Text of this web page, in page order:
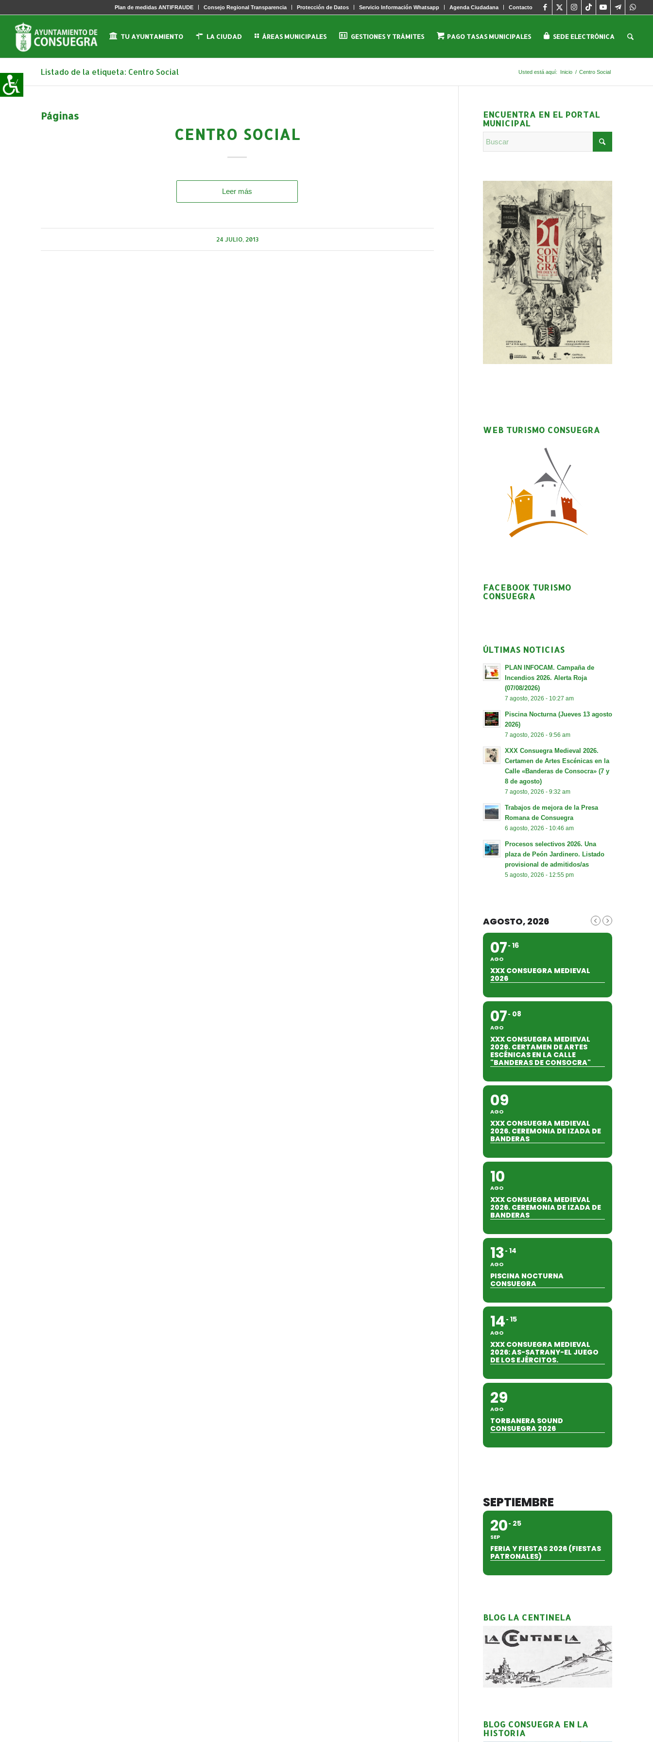
Plan de medidas ANTIFRAUDE Consejo Regional Transparencia Protección de Datos Servicio Información Whatsapp Agenda Ciudadana Contacto
TU AYUNTAMIENTO LA CIUDAD ÁREAS MUNICIPALES GESTIONES Y TRÁMITES PAGO TASAS MUNICIPALES SEDE ELECTRÓNICA
Listado de la etiqueta: Centro Social Usted está aquí: Inicio / Centro Social
Páginas
CENTRO SOCIAL
Leer más
24 JULIO, 2013
ENCUENTRA EN EL PORTAL
MUNICIPAL
WEB TURISMO CONSUEGRA
FACEBOOK TURISMO
CONSUEGRA
ÚLTIMAS NOTICIAS
PLAN INFOCAM. Campaña de
Incendios 2026. Alerta Roja
(07/08/2026)
7 agosto, 2026 - 10:27 am
Piscina Nocturna (Jueves 13 agosto
2026)
7 agosto, 2026 - 9:56 am
XXX Consuegra Medieval 2026.
Certamen de Artes Escénicas en la
Calle «Banderas de Consocra» (7 y
8 de agosto)
7 agosto, 2026 - 9:32 am
Trabajos de mejora de la Presa
Romana de Consuegra
6 agosto, 2026 - 10:46 am
Procesos selectivos 2026. Una
plaza de Peón Jardinero. Listado
provisional de admitidos/as
5 agosto, 2026 - 12:55 pm
AGOSTO, 2026
07
AGO
16
XXX CONSUEGRA MEDIEVAL
2026
07
AGO
08
XXX CONSUEGRA MEDIEVAL
2026. CERTAMEN DE ARTES
ESCÉNICAS EN LA CALLE
"BANDERAS DE CONSOCRA"
09
AGO
XXX CONSUEGRA MEDIEVAL
2026. CEREMONIA DE IZADA DE
BANDERAS
10
AGO
XXX CONSUEGRA MEDIEVAL
2026. CEREMONIA DE IZADA DE
BANDERAS
13
AGO
14
PISCINA NOCTURNA
CONSUEGRA
14
AGO
15
XXX CONSUEGRA MEDIEVAL
2026: AS-SATRANY-EL JUEGO
DE LOS EJÉRCITOS.
29
AGO
TORBANERA SOUND
CONSUEGRA 2026
SEPTIEMBRE
20
SEP
25
FERIA Y FIESTAS 2026 (FIESTAS
PATRONALES)
BLOG LA CENTINELA
BLOG CONSUEGRA EN LA
HISTORIA